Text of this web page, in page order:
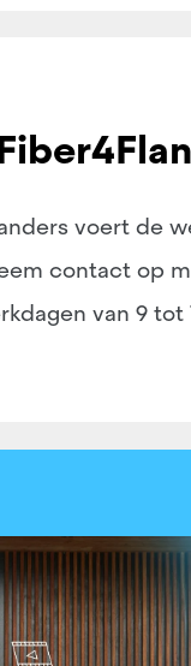
voert de
contact op
van 9 tot